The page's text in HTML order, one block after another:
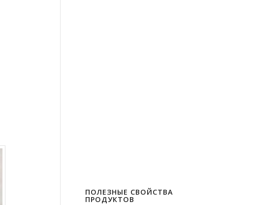
ПОЛЕЗНЫЕ СВОЙСТВА
ПРОДУКТОВ